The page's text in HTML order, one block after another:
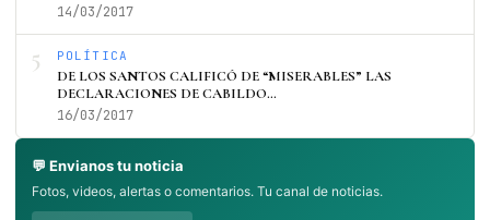
14/03/2017
5 POLÍTICA
DE LOS SANTOS CALIFICÓ DE “MISERABLES” LAS
DECLARACIONES DE CABILDO…
16/03/2017
💬 Envianos tu noticia
Fotos, videos, alertas o comentarios. Tu canal de noticias.